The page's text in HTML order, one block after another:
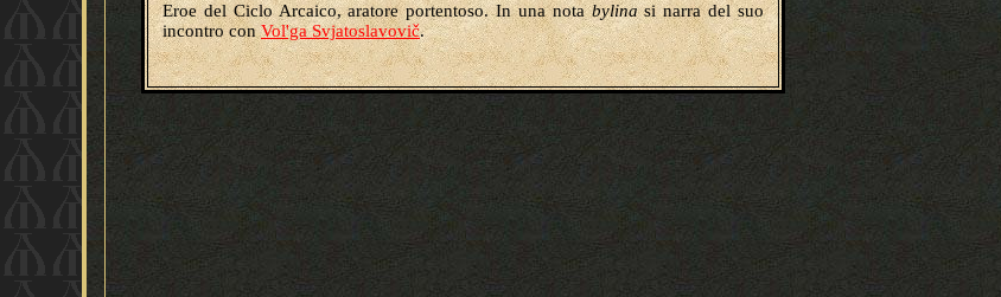
Eroe del Ciclo Arcaico, aratore portentoso. In una notabylinasi narra del suo
incontro conVol'ga Svjatoslavovič.